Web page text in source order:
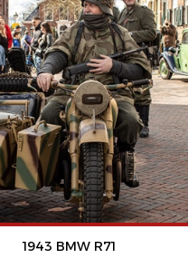
1943 BMW R71